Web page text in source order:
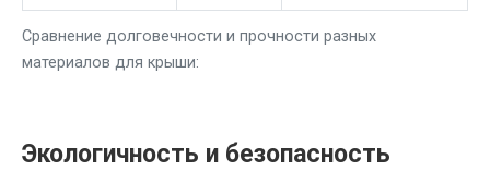
Сравнение долговечности и прочности разных
материалов для крыши:
Экологичность и безопасность